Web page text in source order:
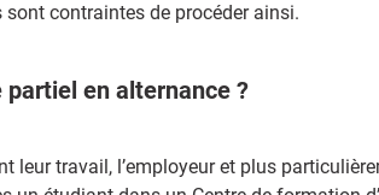
contraintes de procéder ainsi.
en alternance ?
leur travail, l’employeur et plus